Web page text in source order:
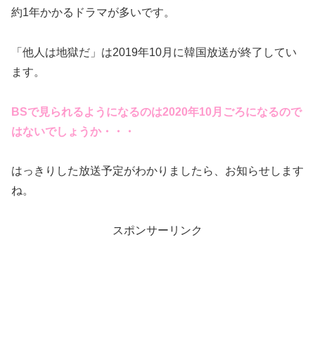
約1年かかるドラマが多いです。
「他人は地獄だ」は2019年10月に韓国放送が終了してい
ます。
BSで見られるようになるのは2020年10月ごろになるので
はないでしょうか・・・
はっきりした放送予定がわかりましたら、お知らせします
ね。
スポンサーリンク